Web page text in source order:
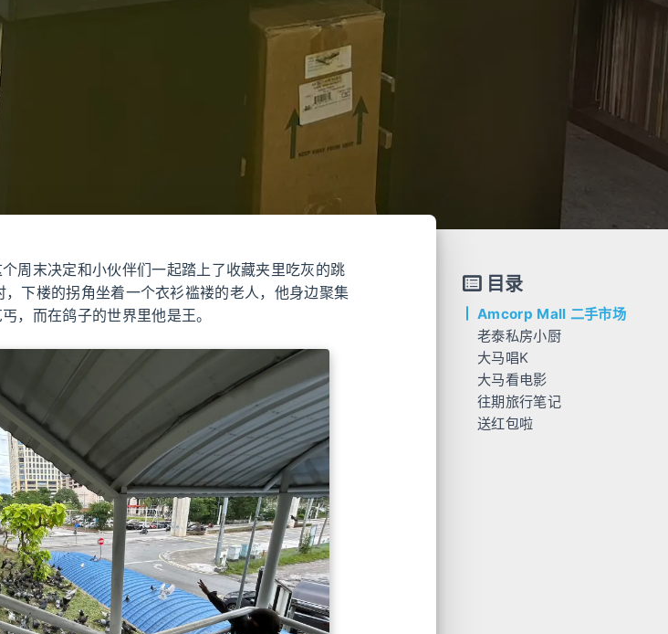
周末决定和小伙伴们一起踏上了收藏夹里吃灰的跳
下楼的拐角坐着一个衣衫褴褛的老人，他身边聚集
，而在鸽子的世界里他是王。
目录
Amcorp Mall 二手市场
老泰私房小厨
大马唱K
大马看电影
往期旅行笔记
送红包啦